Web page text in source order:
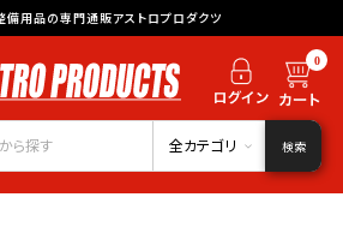
備用品の専門通販アストロプロダクツ
0
全カテゴリ 検索